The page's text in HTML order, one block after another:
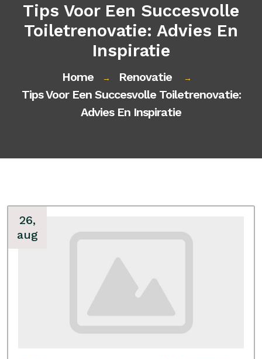
Tips Voor Een Succesvolle
Toiletrenovatie: Advies En
Inspiratie
Home → Renovatie →
Tips Voor Een Succesvolle Toiletrenovatie:
Advies En Inspiratie
26,
aug